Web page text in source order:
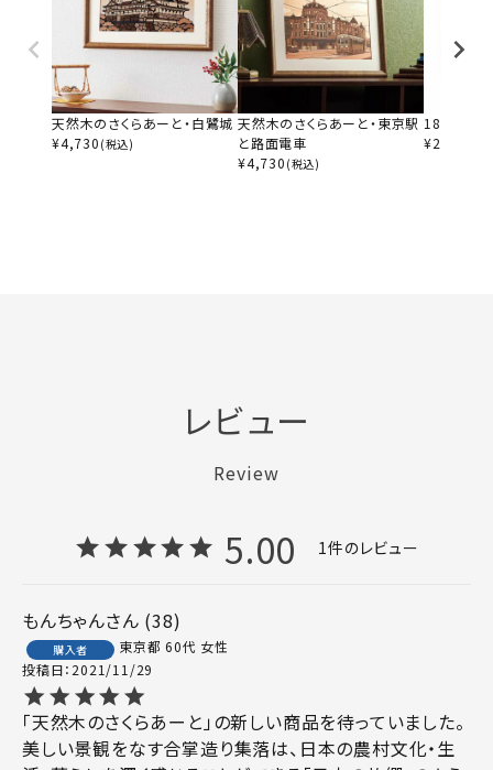
天然木のさくらあーと・白鷺城
¥4,730 (税込)
天然木のさくらあーと・東京駅
と路面電車
¥4,730 (税込)
18-2額（A3
¥2,420
レビュー
Review
5.00 1
もんちゃん 38
購入者 東京都 60代 女性
投稿日 2021/11/29
「天然木のさくらあーと」の新しい商品を待っていました。
美しい景観をなす合掌造り集落は、日本の農村文化・生